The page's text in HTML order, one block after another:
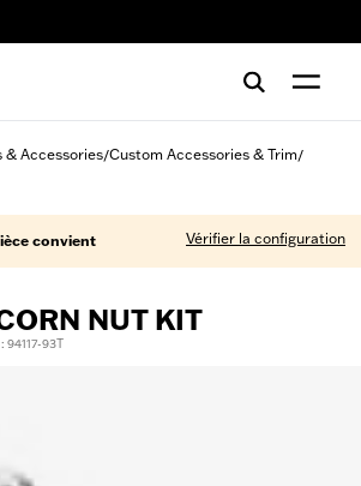
Accessories/Custom Accessories & Trim/
convient Vérifier la configuration
NUT KIT
94117-93T